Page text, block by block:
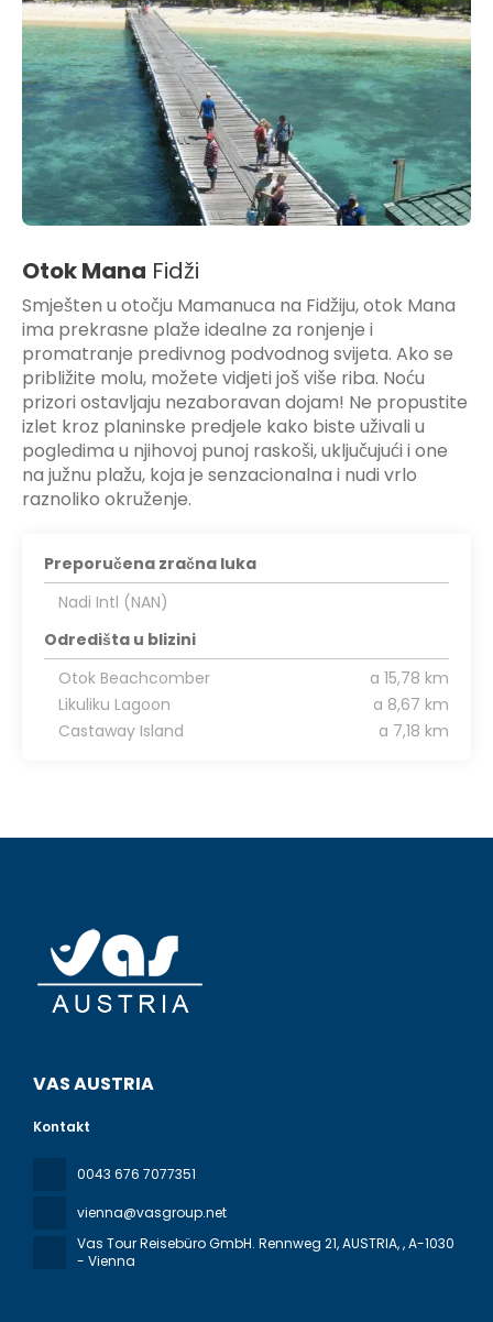
Otok Mana Fidži
Smješten u otočju Mamanuca na Fidžiju, otok Mana
ima prekrasne plaže idealne za ronjenje i
promatranje predivnog podvodnog svijeta. Ako se
približite molu, možete vidjeti još više riba. Noću
prizori ostavljaju nezaboravan dojam! Ne propustite
izlet kroz planinske predjele kako biste uživali u
pogledima u njihovoj punoj raskoši, uključujući i one
na južnu plažu, koja je senzacionalna i nudi vrlo
raznoliko okruženje.
Preporučena zračna luka
Nadi Intl (NAN)
Odredišta u blizini
Otok Beachcomber
a 15,78 km
Likuliku Lagoon
a 8,67 km
Castaway Island
a 7,18 km
VAS AUSTRIA
Kontakt
0043 676 7077351
vienna@vasgroup.net
Vas Tour Reisebüro GmbH. Rennweg 21, AUSTRIA,, A-1030
- Vienna